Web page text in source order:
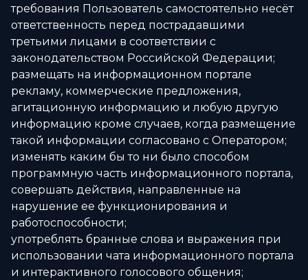
требования Пользователь самостоятельно несёт
ответственность перед пострадавшими
третьими лицами в соответствии с
законодательством Российской Федерации;
размещать на информационном портале
рекламу, коммерческие предложения,
агитационную информацию и любую другую
информацию кроме случаев, когда размещение
такой информации согласовано с Оператором;
изменять каким бы то ни было способом
программную часть информационного портала,
совершать действия, направленные на
нарушение ее функционирования и
работоспособности;
употреблять бранные слова и выражения при
использовании чата информационного портала
и интерактивного голосового общения;